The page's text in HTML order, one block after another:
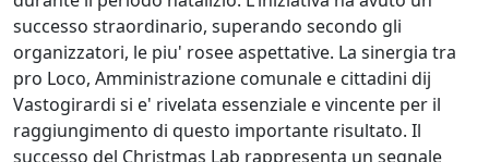
successo straordinario, superando secondo gli
organizzatori, le piu' rosee aspettative. La sinergia tra
pro Loco, Amministrazione comunale e cittadini dij
Vastogirardi si e' rivelata essenziale e vincente per il
raggiungimento di questo importante risultato. Il
successo del Christmas Lab rappresenta un segnale